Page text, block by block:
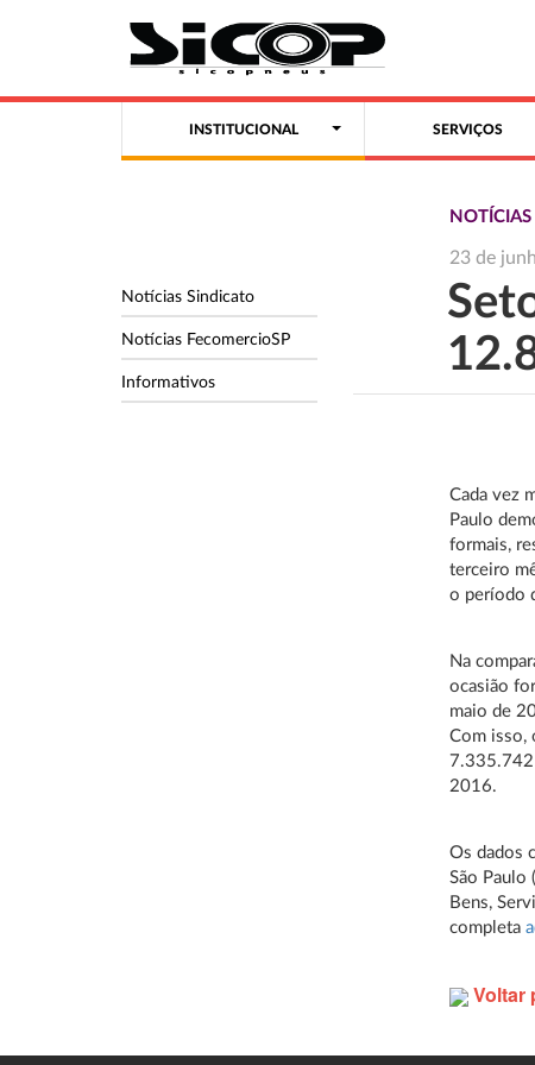
INSTITUCIONAL SERVIÇOS
Notícias Sindicato
Notícias FecomercioSP
Informativos
23 de
Cada vez
Paulo
formais,
terceiro
o período
Na
ocasião
maio de
Com isso,
7.335.742
2016.
Os dados
São Paulo
Bens,
completa
Voltar